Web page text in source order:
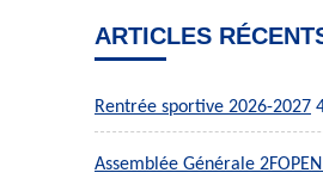
ARTICLES
Rentrée sportive 2026-2027
Assemblée Générale